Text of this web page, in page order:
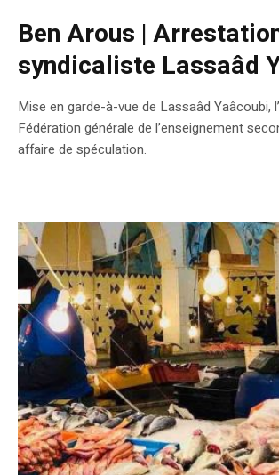
Ben Arous |
syndicaliste Lassaâd
Mise en garde-à-vue de Lassaâd Yaâcoubi,
Fédération générale de l’enseignement
affaire de spéculation.